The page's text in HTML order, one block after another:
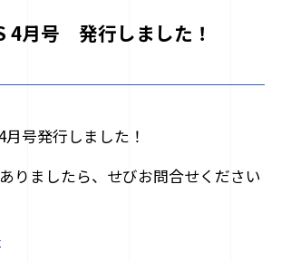
4月号 発行しました！
号発行しました！
りましたら、せびお問合せください